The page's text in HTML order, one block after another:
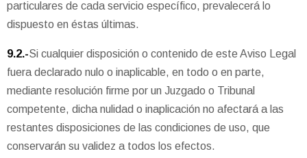
particulares de cada servicio específico, prevalecerá lo
dispuesto en éstas últimas.
9.2.-Si cualquier disposición o contenido de este Aviso Legal
fuera declarado nulo o inaplicable, en todo o en parte,
mediante resolución firme por un Juzgado o Tribunal
competente, dicha nulidad o inaplicación no afectará a las
restantes disposiciones de las condiciones de uso, que
conservarán su validez a todos los efectos.